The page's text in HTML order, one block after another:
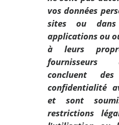
vos données
sites ou dans
applications ou
à leurs
fournisseurs
concluent
confidentialité
et sont
restrictions